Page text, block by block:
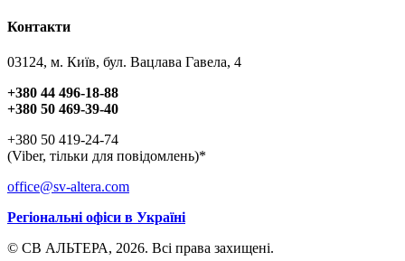
Контакти
03124, м. Київ, бул. Вацлава Гавела, 4
+380 44 496-18-88
+380 50 469-39-40
+380 50 419-24-74
(Viber, тільки для повідомлень)*
office@sv-altera.com
Регіональні офіси в Україні
© СВ АЛЬТЕРА, 2026. Всі права захищені.